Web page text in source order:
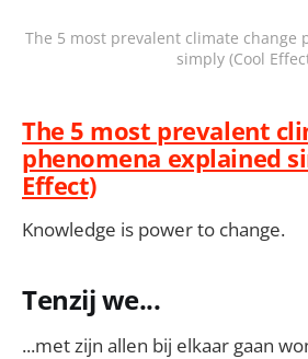
The 5 most prevalent climate change
simply (Cool
The 5 most prevalent
phenomena explained
Effect)
Knowledge is power to change.
Tenzij we...
...met zijn allen bij elkaar gaan